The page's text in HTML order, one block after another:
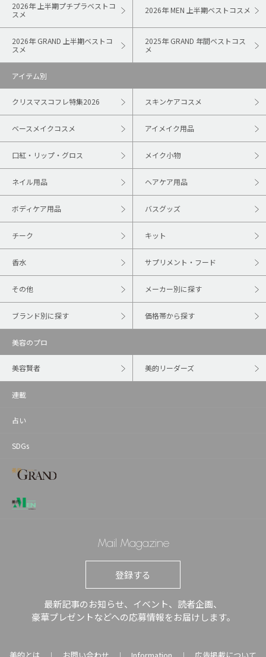
2026年 上半期プチプラベストコ
スメ
2026年 MEN 上半期ベストコスメ
2026年 GRAND 上半期ベストコ
スメ
2025年 GRAND 年間ベストコス
メ
アイテム別
クリスマスコフレ特集2026 スキンケアコスメ
ベースメイクコスメ アイメイク用品
口紅・リップ・グロス メイク小物
ネイル用品 ヘアケア用品
ボディケア用品 バスグッズ
チーク キット
香水 サプリメント・フード
その他 メーカー別に探す
ブランド別に探す 価格帯から探す
美容のプロ
美容賢者 美的リーダーズ
連載
占い
SDGs
Mail Magazine
登録する
最新記事のお知らせ、イベント、読者企画、
豪華プレゼントなどへの応募情報をお届けします。